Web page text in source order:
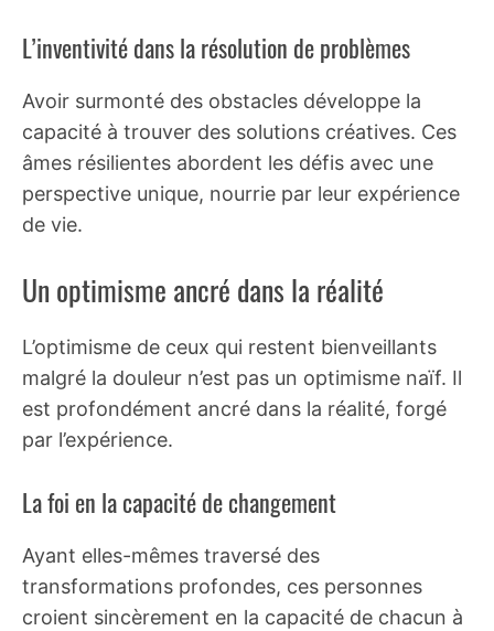
L’inventivité dans la résolution de problèmes
Avoir surmonté des obstacles développe la
capacité à trouver des solutions créatives. Ces
âmes résilientes abordent les défis avec une
perspective unique, nourrie par leur expérience
de vie.
Un optimisme ancré dans la réalité
L’optimisme de ceux qui restent bienveillants
malgré la douleur n’est pas un optimisme naïf. Il
est profondément ancré dans la réalité, forgé
par l’expérience.
La foi en la capacité de changement
Ayant elles-mêmes traversé des
transformations profondes, ces personnes
croient sincèrement en la capacité de chacun à